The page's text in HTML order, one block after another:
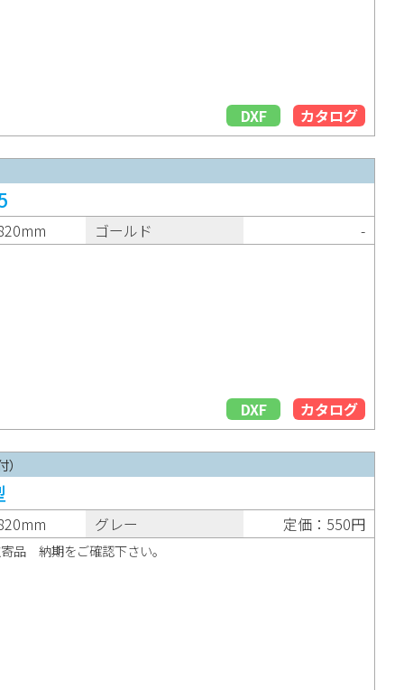
DXF カタログ
ゴールド -
DXF カタログ
グレー 定価：550円
品 納期をご確認下さい。